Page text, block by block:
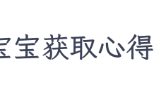
宝获取心得